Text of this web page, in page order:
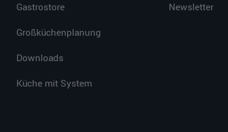
Gastrostore
Großküchenplanung
Downloads
Küche mit System
Newsletter